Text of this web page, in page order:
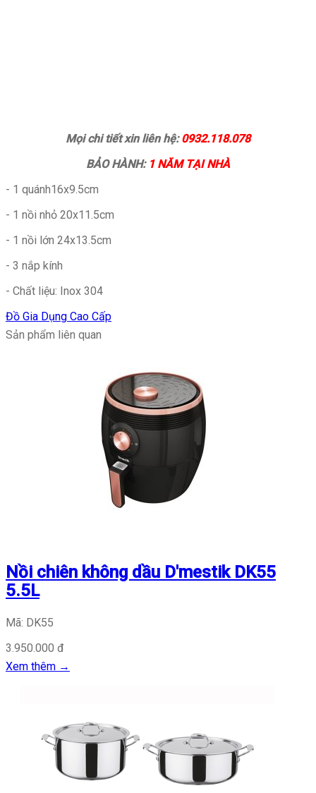
Mọi chi tiết xin liên hệ:0932.118.078
BẢO HÀNH: 1 NĂM TẠI NHÀ
- 1 quánh16x9.5cm
- 1 nồi nhỏ 20x11.5cm
- 1 nồi lớn 24x13.5cm
- 3 nắp kính
- Chất liệu: Inox 304
Đồ Gia Dụng Cao Cấp
Sản phẩm liên quan
Nồi chiên không dầu D'mestik DK55
5.5L
Mã: DK55
3.950.000 đ
Xem thêm →